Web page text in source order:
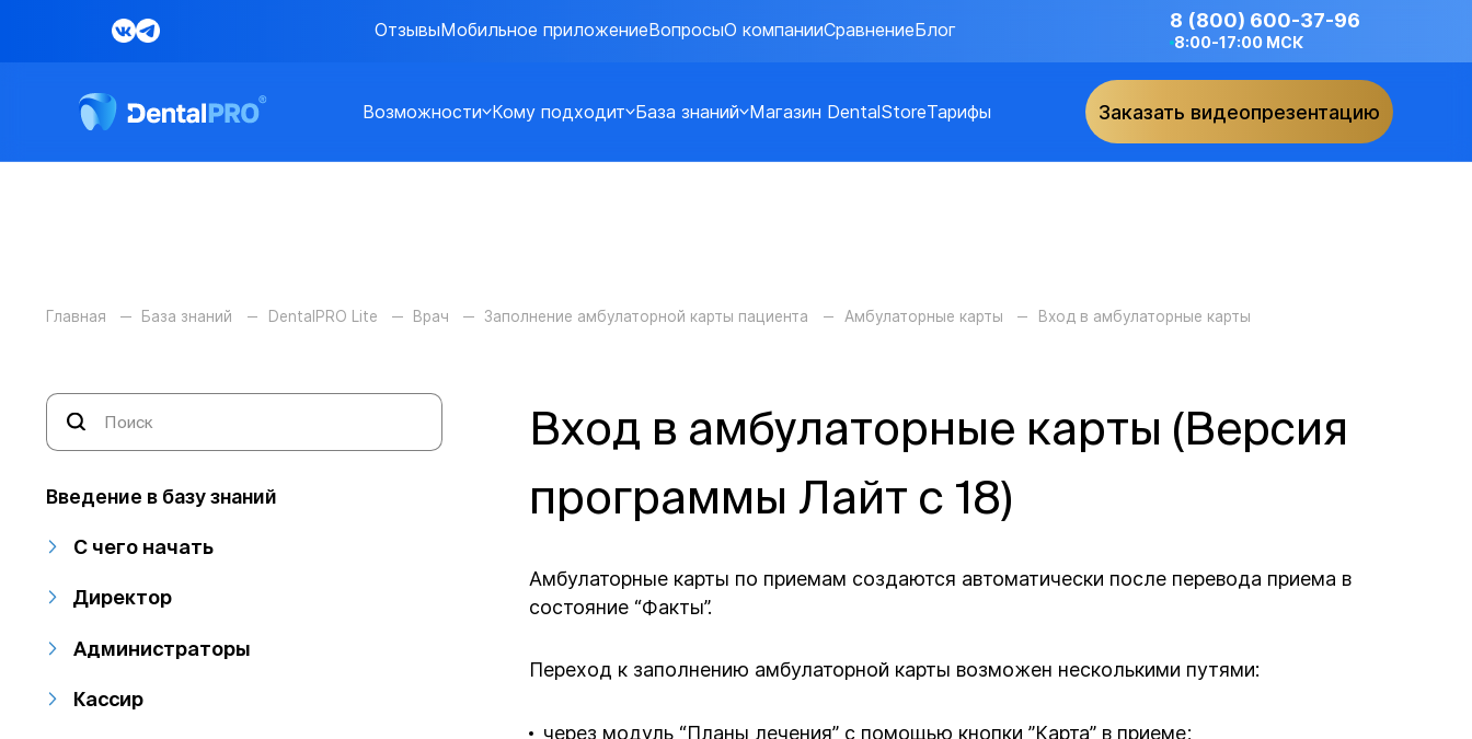
ОтзывыМобильное приложениеВопросыО компанииСравнениеБлог 8 (800) 600-37-96
8:00-17:00 МСК
Возможности Кому подходит База знаний Магазин DentalStoreТарифы Заказать видеопрезентацию
Главная База знаний DentalPRO Lite Врач Заполнение амбулаторной карты пациента Амбулаторные карты Вход в амбулаторные карты
Введение в базу знаний
С чего начать
Директор
Администраторы
Кассир
Вход в амбулаторные карты (Версия
программы Лайт с 18)
Амбулаторные карты по приемам создаются автоматически после перевода приема в
состояние “Факты”.
Переход к заполнению амбулаторной карты возможен несколькими путями:
через модуль “Планы лечения” с помощью кнопки ”Карта” в приеме;